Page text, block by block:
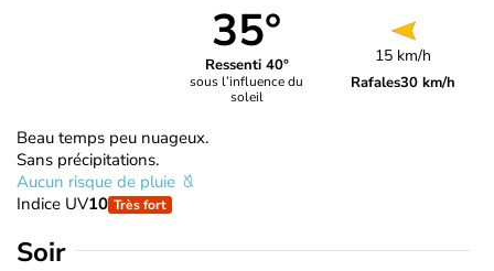
35°
Ressenti 40°
sous l’influence du
soleil
15 km/h
Rafales30 km/h
Beau temps peu nuageux.
Sans précipitations.
Aucun risque de pluie
Indice UV10 Très fort
Soir